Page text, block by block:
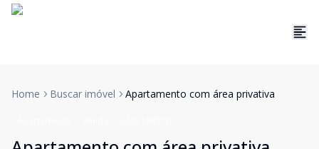
Home Buscar imóvel Apartamento com área privativa